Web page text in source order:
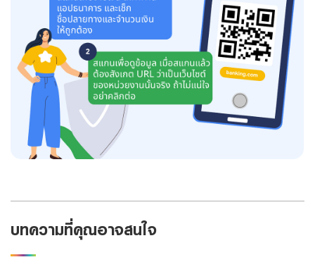
สินเชื่อแฟคเตอริ่ง
หนังสือค้ำประกัน
แนะนำ
Green Transition Advisory Loan
เครื่องคำนวณสินเชื่อ SME
บทความที่คุณอาจสนใจ